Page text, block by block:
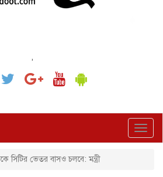
,
সিটির ভেতর বাসও চলবে: মন্ত্রী